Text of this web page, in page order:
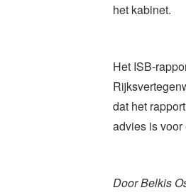
het kabinet.
Het ISB-
dat het
advies is voor
Door Belkis